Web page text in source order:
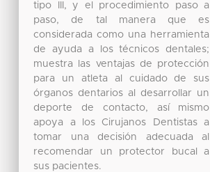
tipo III, y el procedimiento paso a
paso, de tal manera que es
considerada como una herramienta
de ayuda a los técnicos dentales;
muestra las ventajas de protección
para un atleta al cuidado de sus
órganos dentarios al desarrollar un
deporte de contacto, así mismo
apoya a los Cirujanos Dentistas a
tomar una decisión adecuada al
recomendar un protector bucal a
sus pacientes.